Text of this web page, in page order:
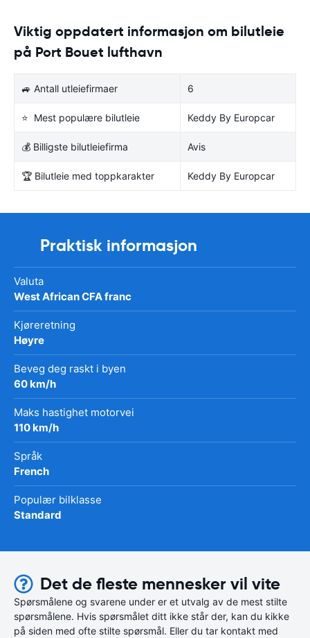
Viktig oppdatert informasjon om bilutleie
på Port Bouet lufthavn
🚙 Antall utleiefirmaer 6
⭐ Mest populære bilutleie Keddy By Europcar
💰 Billigste bilutleiefirma Avis
🏆 Bilutleie med toppkarakter Keddy By Europcar
Praktisk informasjon
Valuta
West African CFA franc
Kjøreretning
Høyre
Beveg deg raskt i byen
60 km/h
Maks hastighet motorvei
110 km/h
Språk
French
Populær bilklasse
Standard
Det de fleste mennesker vil vite
Spørsmålene og svarene under er et utvalg av de mest stilte
spørsmålene. Hvis spørsmålet ditt ikke står der, kan du kikke
på siden med ofte stilte spørsmål. Eller du tar kontakt med